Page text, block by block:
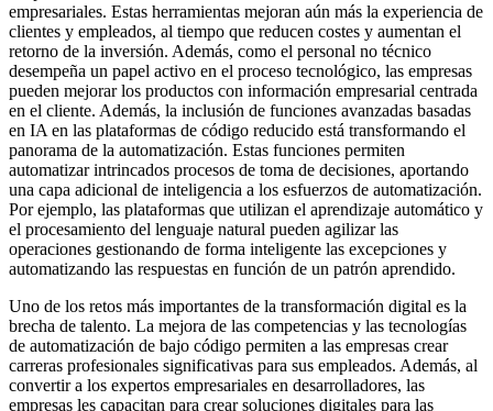
empresariales. Estas herramientas mejoran aún más la experiencia de
clientes y empleados, al tiempo que reducen costes y aumentan el
retorno de la inversión. Además, como el personal no técnico
desempeña un papel activo en el proceso tecnológico, las empresas
pueden mejorar los productos con información empresarial centrada
en el cliente. Además, la inclusión de funciones avanzadas basadas
en IA en las plataformas de código reducido está transformando el
panorama de la automatización. Estas funciones permiten
automatizar intrincados procesos de toma de decisiones, aportando
una capa adicional de inteligencia a los esfuerzos de automatización.
Por ejemplo, las plataformas que utilizan el aprendizaje automático y
el procesamiento del lenguaje natural pueden agilizar las
operaciones gestionando de forma inteligente las excepciones y
automatizando las respuestas en función de un patrón aprendido.
Uno de los retos más importantes de la transformación digital es la
brecha de talento. La mejora de las competencias y las tecnologías
de automatización de bajo código permiten a las empresas crear
carreras profesionales significativas para sus empleados. Además, al
convertir a los expertos empresariales en desarrolladores, las
empresas les capacitan para crear soluciones digitales para las